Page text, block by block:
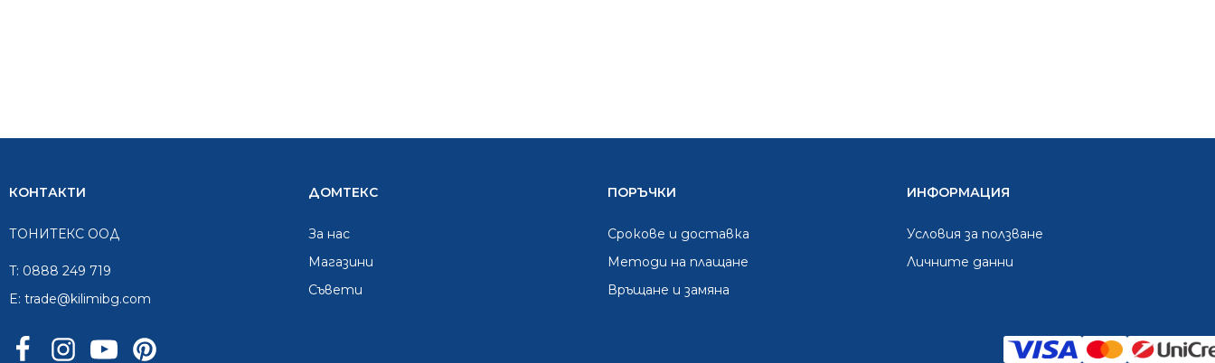
КОНТАКТИ
ТОНИТЕКС ООД
T: 0888 249 719
E: trade@kilimibg.com
ДОМТЕКС
За нас
Mагазини
Съвети
ПОРЪЧКИ
Срокове и доставка
Методи на плащане
Връщане и замяна
ИНФОРМАЦИЯ
Условия за ползване
Личните данни